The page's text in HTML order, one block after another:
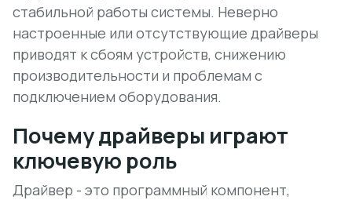
стабильной работы системы. Неверно
настроенные или отсутствующие драйверы
приводят к сбоям устройств, снижению
производительности и проблемам с
подключением оборудования.
Почему драйверы играют
ключевую роль
Драйвер - это программный компонент,